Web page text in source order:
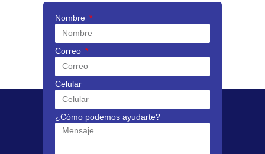
Nombre
Correo
Celular
¿Cómo podemos ayudarte?